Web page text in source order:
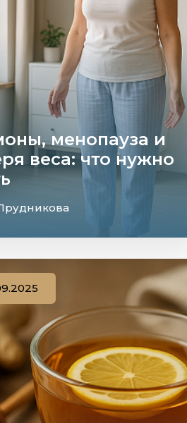
менопауза и
веса: что нужно